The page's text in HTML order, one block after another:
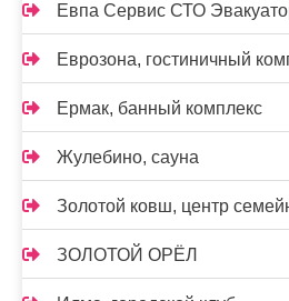
Евпа Сервис СТО
Еврозона, гостиничный
Ермак, банный комплекс
Жулебино, сауна
Золотой ковш, центр
ЗОЛОТОЙ ОРЁЛ